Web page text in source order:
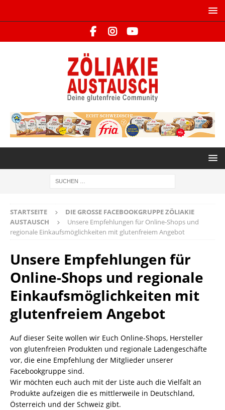
STARTSEITE
DIE GROSSE FACEBOOKGRUPPE ZÖLIAKIE A
USTAUSCH
Unsere Empfehlungen für Online-Shops und
regionale Einkaufsmöglichkeiten mit glutenfreiem Angebot
Unsere Empfehlungen für
Online-Shops und regionale
Einkaufsmöglichkeiten mit
glutenfreiem Angebot
Auf dieser Seite wollen wir Euch Online-Shops, Hersteller
von glutenfreien Produkten und regionale Ladengeschäfte
vor, die eine Empfehlung der Mitglieder unserer
Facebookgruppe sind.
Wir möchten euch auch mit der Liste auch die Vielfalt an
Produkte aufzeigen die es mittlerweile in Deutschland,
Österreich und der Schweiz gibt.